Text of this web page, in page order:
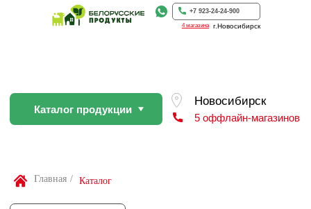
г.Новосибирск
+7 923-24-24-900
4 магазина
По Вашей просьбе покупку
профессиональном слайсере
Главная / Каталог